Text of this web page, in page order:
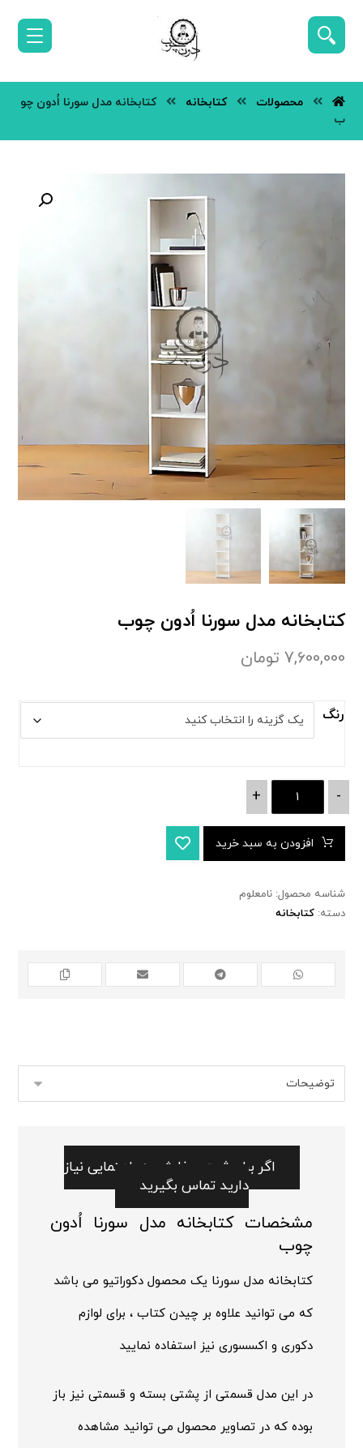
محصولات کتابخانه
کتابخانه مدل سورنا اُدون چو
ب
کتابخانه مدل سورنا اُدون چوب
7,600,000 تومان
رنگ
-
+
افزودن به سبد خرید
شناسه محصول:نامعلوم
دسته:کتابخانه
اگر برای ثبت سفارش به راهنمایی نیاز
دارید تماس بگیرید
مشخصات کتابخانه مدل سورنا اُدون
چوب
کتابخانه مدل سورنا یک محصول دکوراتیو می باشد
که می توانید علاوه بر چیدن کتاب ، برای لوازم
دکوری و اکسسوری نیز استفاده نمایید
در این مدل قسمتی از پشتی بسته و قسمتی نیز باز
بوده که در تصاویر محصول می توانید مشاهده